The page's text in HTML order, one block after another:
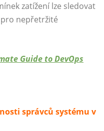
zatížení lze sledovat
nepřetržité
Guide to DevOps
správců systému v